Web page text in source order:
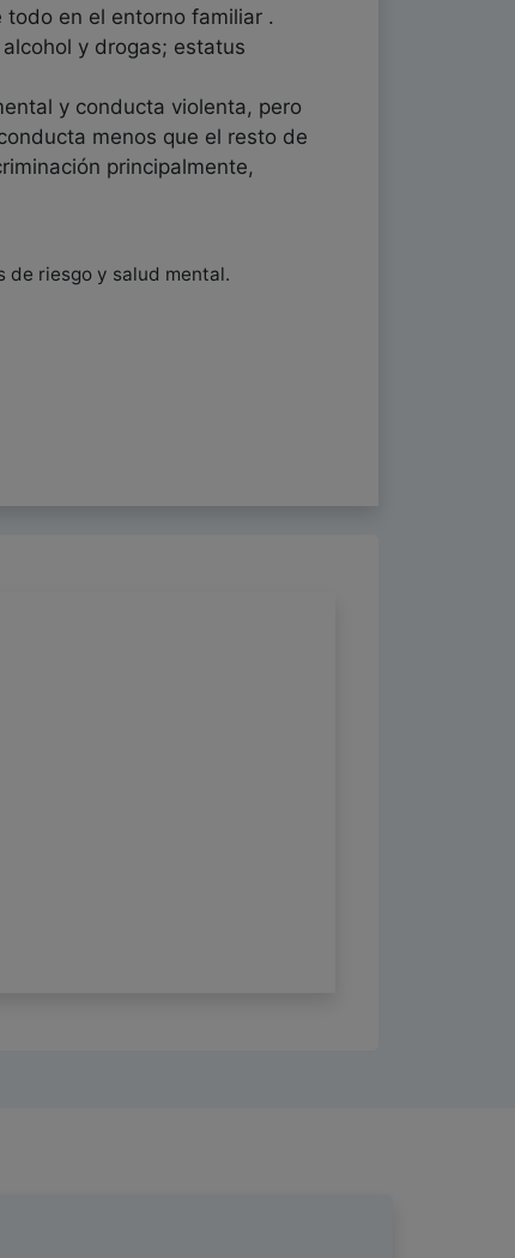
en el entorno familiar .
y drogas; estatus
y conducta violenta, pero
menos que el resto de
principalmente,
riesgo y salud mental.